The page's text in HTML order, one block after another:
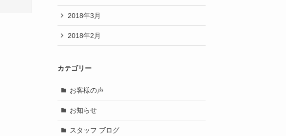
2018年3月
2018年2月
カテゴリー
お客様の声
お知らせ
スタッフ ブログ